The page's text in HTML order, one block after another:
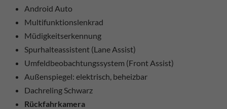
Android Auto
Multifunktionslenkrad
Müdigkeitserkennung
Spurhalteassistent (Lane Assist)
Umfeldbeobachtungssystem (Front Assist)
Außenspiegel: elektrisch, beheizbar
Dachreling Schwarz
Rückfahrkamera